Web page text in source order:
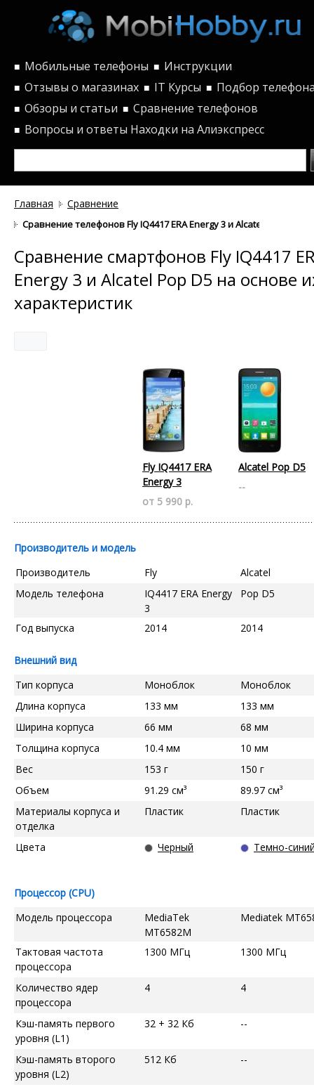
■ Мобильные телефоны ■ Инструкции
■ Отзывы о магазинах ■ IT Курсы ■ Подбор
■ Обзоры и статьи ■ Сравнение телефонов
■ Вопросы и ответы Находки на Алиэкспресс
Главная Сравнение
Сравнение телефонов Fly IQ4417 ERA Energy 3 и Alcatel Pop D5
Сравнение смартфонов Fly IQ4417
Energy 3 и Alcatel Pop D5 на основе
характеристик
Fly IQ4417 ERA
Energy 3
от 5 990 р.
Alcatel Pop D5
--
Производитель и модель
Производитель
Fly
Alcatel
Модель телефона
IQ4417 ERA Energy
3
Pop D5
Год выпуска 2014 2014
Внешний вид
Тип корпуса
Моноблок
Моноблок
Длина корпуса
133 мм
133 мм
Ширина корпуса
66 мм
68 мм
Толщина корпуса
10.4 мм
10 мм
Вес
153 г
150 г
Объем
91.29 см³
89.97 см³
Материалы корпуса и
отделка
Пластик Пластик
Цвета Черный Темно-
Процессор (CPU)
Модель процессора
MediaTek
MT6582M
Mediatek
Тактовая частота
процессора
1300 МГц 1300 МГц
Количество ядер
процессора
4 4
Кэш-память первого
уровня (L1)
32 + 32 Кб --
Кэш-память второго
уровня (L2)
512 Кб --